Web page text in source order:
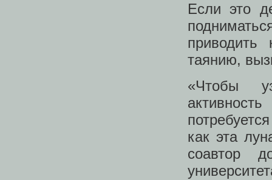
Если это
таянию,
«Чтобы
как эта
соавтор